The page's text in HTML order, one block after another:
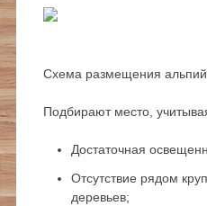
Схема размещения
Подбирают место,
Достаточная
Отсутствие рядом
деревьев;